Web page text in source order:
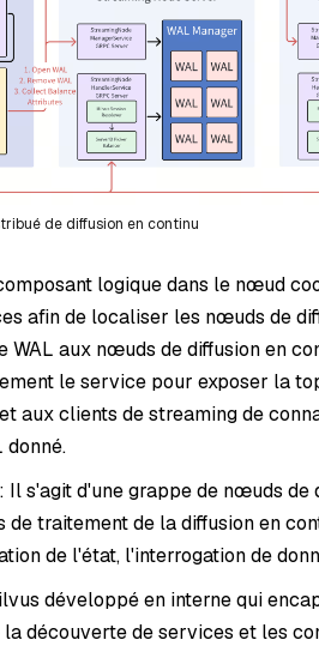
de diffusion en continu
logique dans le nœud
afin de localiser les nœuds de
aux nœuds de diffusion en
le service pour exposer la
aux clients de streaming de
donné.
: Il s'agit d'une grappe de nœuds de
traitement de la diffusion en
de l'état, l'interrogation de
développé en interne qui
découverte de services et les